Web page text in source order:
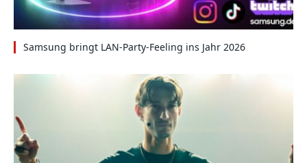
Samsung bringt LAN-Party-Feeling ins Jahr 2026